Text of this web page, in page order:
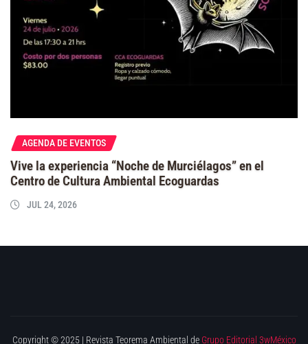
AGENDA DE EVENTOS
Vive la experiencia “Noche de Murciélagos” en el
Centro de Cultura Ambiental Ecoguardas
JUL 24, 2026
Copyright © 2025 | Revista Teorema Ambiental de Grupo Editorial 3wMéxico